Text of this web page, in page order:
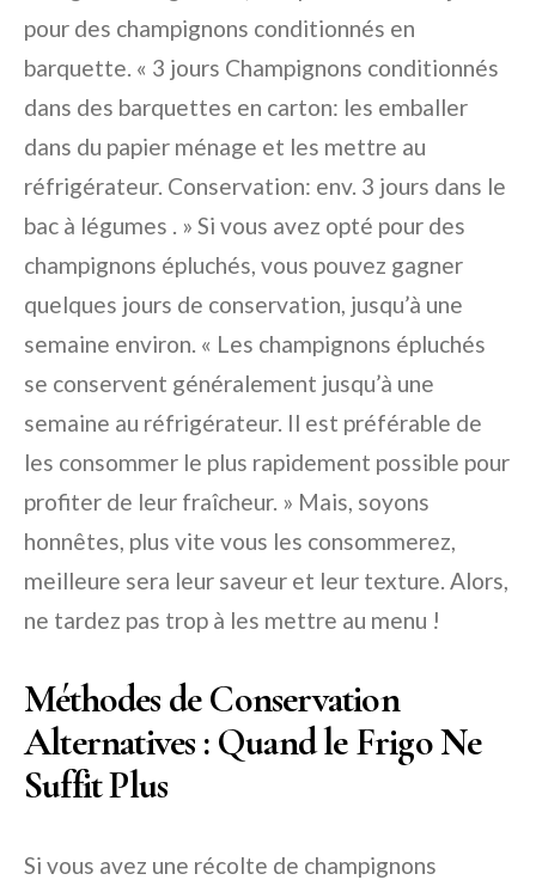
pour des champignons conditionnés en
barquette. « 3 jours Champignons conditionnés
dans des barquettes en carton: les emballer
dans du papier ménage et les mettre au
réfrigérateur. Conservation: env. 3 jours dans le
bac à légumes . » Si vous avez opté pour des
champignons épluchés, vous pouvez gagner
quelques jours de conservation, jusqu’à une
semaine environ. « Les champignons épluchés
se conservent généralement jusqu’à une
semaine au réfrigérateur. Il est préférable de
les consommer le plus rapidement possible pour
profiter de leur fraîcheur. » Mais, soyons
honnêtes, plus vite vous les consommerez,
meilleure sera leur saveur et leur texture. Alors,
ne tardez pas trop à les mettre au menu !
Méthodes de Conservation
Alternatives : Quand le Frigo Ne
Suffit Plus
Si vous avez une récolte de champignons